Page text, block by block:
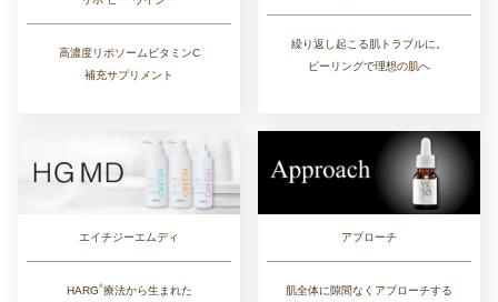
高濃度リポソームビタミンC
補充サプリメント
繰り返し起こる肌トラブルに。
ピーリングで理想の肌へ
エイチジーエムディ
HARG®︎療法から生まれた
アプローチ
肌全体に隙間なくアプローチする